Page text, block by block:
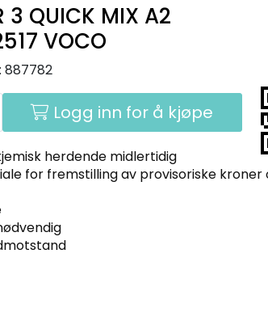
3 QUICK MIX A2
VOCO
887782
Logg inn for å kjøpe
herdende midlertidig
for fremstilling av provisoriske kroner